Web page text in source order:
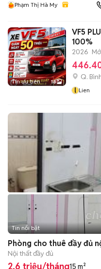
Phạm Thị Hà My
Tin ưu tiên 18
VF5
100%
2026
Q.
l Lien
Tin nổi bật
Phòng cho thuê đầy đủ
Nội thất đầy đủ
2,6 triệu/tháng15 m²